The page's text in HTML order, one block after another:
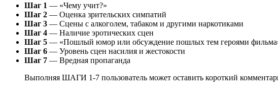
Шаг 1 — «Чему учит?»
Шаг 2 — Оценка зрительских симпатий
Шаг 3 — Сцены с алкоголем, табаком и другими наркотиками
Шаг 4 — Наличие эротических сцен
Шаг 5 — «Пошлый юмор или обсуждение пошлых тем героями
Шаг 6 — Уровень сцен насилия и жестокости
Шаг 7 — Вредная пропаганда
Выполняя ШАГИ 1-7 пользователь может оставить короткий